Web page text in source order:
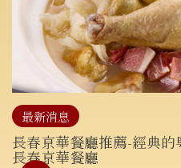
最新消息
長春亰華餐廳推薦-經典的
長春亰華餐廳